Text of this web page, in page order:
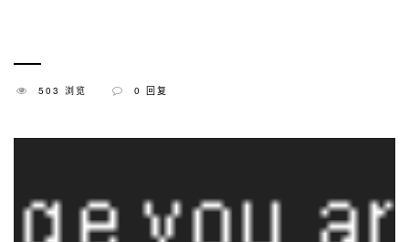
503 浏览 0 回复